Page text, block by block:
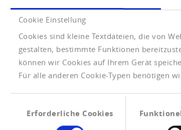
Cookie Einstellung
Cookies sind kleine Textdateien, die von
gestalten, bestimmte Funktionen
können wir Cookies auf Ihrem Gerät
Für alle anderen Cookie-Typen benötigen
Erforderliche Cookies